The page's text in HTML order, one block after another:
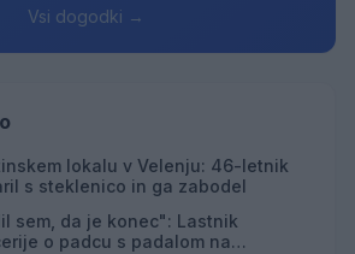
Vsi dogodki →
lokalu v Velenju: 46-letnik
s steklenico in ga zabodel
sem, da je konec": Lastnik
o padcu s padalom na